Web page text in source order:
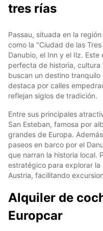
tres rías
Passau, situada en la
como la "Ciudad de las
Danubio, el Inn y el Ilz.
perfecta de historia,
buscan un destino
destaca por calles
reflejan siglos de tradición.
Entre sus principales
San Esteban, famosa por
grandes de Europa.
paseos en barco por el
que narran la historia local.
estratégico para explorar
Austria, facilitando
Alquiler de
Europcar